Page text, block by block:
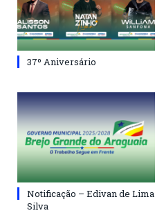
37º Aniversário
Notificação – Edivan de Lima
Silva